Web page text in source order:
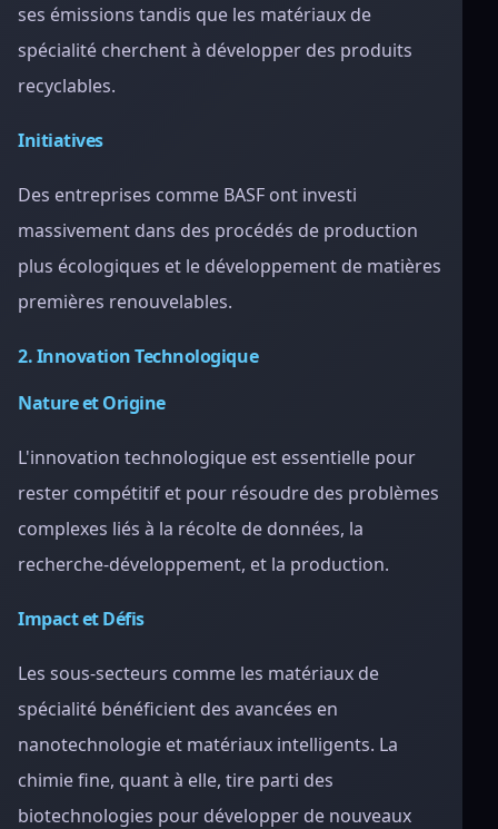
ses émissions tandis que les matériaux de
spécialité cherchent à développer des produits
recyclables.
Initiatives
Des entreprises comme BASF ont investi
massivement dans des procédés de production
plus écologiques et le développement de matières
premières renouvelables.
2. Innovation Technologique
Nature et Origine
L'innovation technologique est essentielle pour
rester compétitif et pour résoudre des problèmes
complexes liés à la récolte de données, la
recherche-développement, et la production.
Impact et Défis
Les sous-secteurs comme les matériaux de
spécialité bénéficient des avancées en
nanotechnologie et matériaux intelligents. La
chimie fine, quant à elle, tire parti des
biotechnologies pour développer de nouveaux